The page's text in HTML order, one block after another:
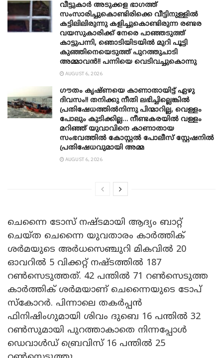
വീട്ടുകാർ അ‌ടുക്കള ഭാ​ഗത്ത്
സംസാരിച്ചുകൊണ്ടിരിക്കെ വീട്ടിനുള്ളിൽ
കട്ടിലിലിരുന്നു കളിച്ചുകൊണ്ടിരുന്ന രണ്ടര
വയസുകാരിക്ക് നേരെ പാഞ്ഞടുത്ത്
കാട്ടുപന്നി, ‍ഞൊടിയി‌ടയിൽ മുറി പൂട്ടി
കുഞ്ഞിനെയെടുത്ത് പുറത്തുചാടി
അമ്മാവൻ!! പന്നിയെ വെടിവച്ചുകൊന്നു
AUGUST 6, 2026
ഗൗതം കൃഷ്ണയെ കാണാതായിട്ട് ഏഴു
ദിവസം!! തനിക്കു നീതി ലഭിച്ചില്ലെങ്കിൽ
പ്രതിഷേധത്തിൽനിന്നു പിന്മാറില്ല, വെള്ളം
പോലും കുടിക്കില്ല… നീണ്ടകരയിൽ വള്ളം
മറിഞ്ഞ് യുവാവിനെ കാണാതായ
സംഭവത്തിൽ കോസ്റ്റൽ പോലീസ് സ്റ്റേഷനിൽ
പ്രതിഷേധവുമായി അമ്മ
AUGUST 6, 2026
ചെന്നെെ ടോസ് നഷ്ടമായി ആദ്യം ബാറ്റ്
ചെയ്ത ചെന്നൈ യുവതാരം കാർത്തിക്
ശർമയുടെ അർധസെഞ്ചുറി മികവിൽ 20
ഓവറിൽ 5 വിക്കറ്റ് നഷ്ടത്തിൽ 187
റൺസെടുത്തത്. 42 പന്തിൽ 71 റൺസെടുത്ത
കാർത്തിക് ശർമയാണ് ചെന്നൈയുടെ ടോപ്
സ്കോറർ. പിന്നാലെ തകർപ്പൻ
ഫിനിഷിംഗുമായി ശിവം ദുബെ 16 പന്തിൽ 32
റൺസുമായി പുറത്താകാതെ നിന്നപ്പോൾ
ഡെവാൾഡ് ബ്രെവിസ് 16 പന്തിൽ 25